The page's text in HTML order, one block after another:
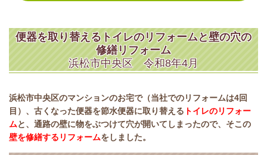
便器を取り替えるトイレのリフォームと壁の穴の
修繕リフォーム
浜松市中央区 令和8年4月
浜松市中央区のマンションのお宅で（当社でのリフォームは4回
目）、古くなった便器を節水便器に取り替える トイレのリフォー
ムと、通路の壁に物をぶつけて穴が開いてしまったので、そこの
壁を修繕するリフォームをしました。